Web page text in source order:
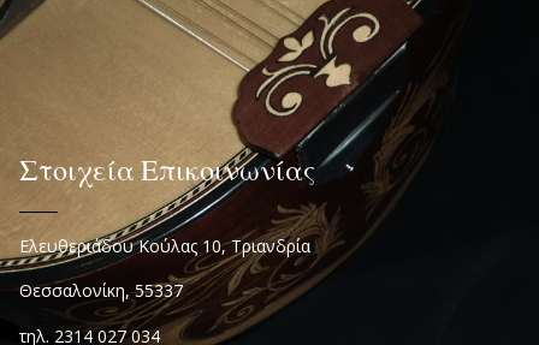
Στοιχεία Επικοινωνίας
Ελευθεριάδου Κούλας 10, Τριανδρία
Θεσσαλονίκη, 55337
τηλ. 2314 027 034